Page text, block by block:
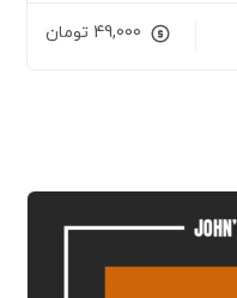
49,000 تومان